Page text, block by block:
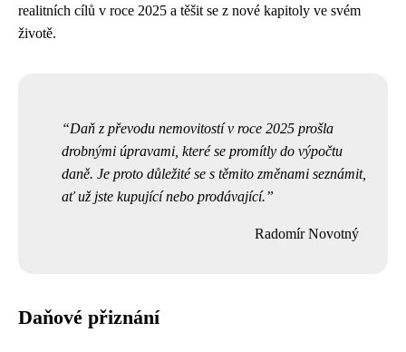
realitních cílů v roce 2025 a těšit se z nové kapitoly ve svém
životě.
Daň z převodu nemovitostí v roce 2025 prošla
drobnými úpravami, které se promítly do výpočtu
daně. Je proto důležité se s těmito změnami seznámit,
ať už jste kupující nebo prodávající.
Radomír Novotný
Daňové přiznání